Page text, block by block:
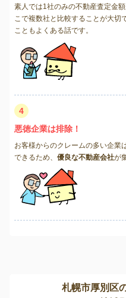
素人では1社のみの不動産査定金
こで複数社と比較することが大切
こともよくある話です。
4
悪徳企業は排除！
お客様からのクレームの多い企業
できるため、 優良な不動産会社が
札幌市厚別区